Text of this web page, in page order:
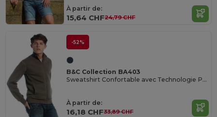
À partir de:
15,64 CHF24,79 CHF
-52%
B&C Collection BA403
Sweatshirt Confortable avec Technologie PST
À partir de:
16,18 CHF33,89 CHF